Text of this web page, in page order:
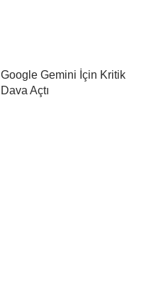
Google Gemini İçin Kritik
Dava Açtı